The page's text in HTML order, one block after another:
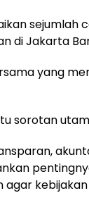
sejumlah
di Jakarta
yang
sorotan
agar